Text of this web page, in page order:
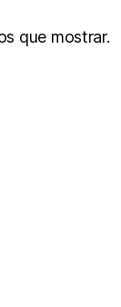
que mostrar.